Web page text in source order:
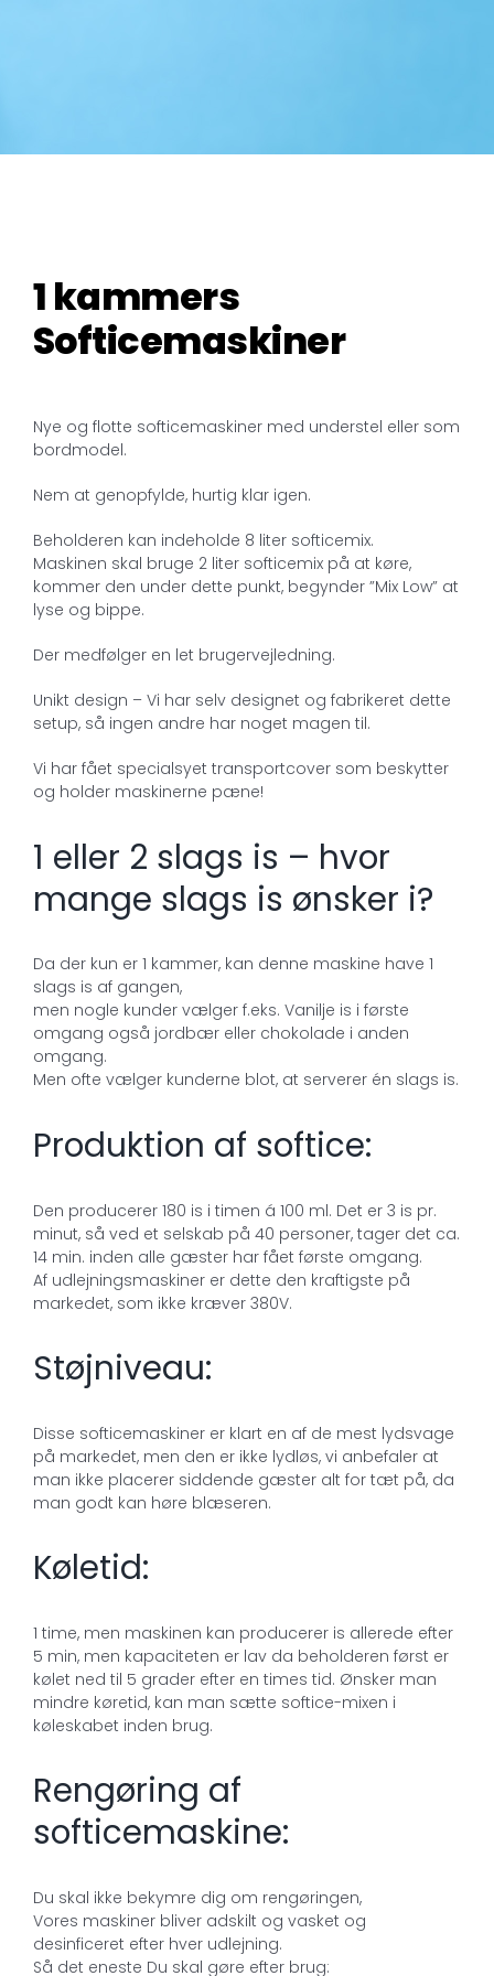
1 kammers
Softicemaskiner
Nye og flotte softicemaskiner med understel eller som
bordmodel.
Nem at genopfylde, hurtig klar igen.
Beholderen kan indeholde 8 liter softicemix.
Maskinen skal bruge 2 liter softicemix på at køre,
kommer den under dette punkt, begynder ”Mix Low” at
lyse og bippe.
Der medfølger en let brugervejledning.
Unikt design – Vi har selv designet og fabrikeret dette
setup, så ingen andre har noget magen til.
Vi har fået specialsyet transportcover som beskytter
og holder maskinerne pæne!
1 eller 2 slags is – hvor
mange slags is ønsker i?
Da der kun er 1 kammer, kan denne maskine have 1
slags is af gangen,
men nogle kunder vælger f.eks. Vanilje is i første
omgang også jordbær eller chokolade i anden
omgang.
Men ofte vælger kunderne blot, at serverer én slags is.
Produktion af softice:
Den producerer 180 is i timen á 100 ml. Det er 3 is pr.
minut, så ved et selskab på 40 personer, tager det ca.
14 min. inden alle gæster har fået første omgang.
Af udlejningsmaskiner er dette den kraftigste på
markedet, som ikke kræver 380V.
Støjniveau:
Disse softicemaskiner er klart en af de mest lydsvage
på markedet, men den er ikke lydløs, vi anbefaler at
man ikke placerer siddende gæster alt for tæt på, da
man godt kan høre blæseren.
Køletid:
1 time, men maskinen kan producerer is allerede efter
5 min, men kapaciteten er lav da beholderen først er
kølet ned til 5 grader efter en times tid. Ønsker man
mindre køretid, kan man sætte softice-mixen i
køleskabet inden brug.
Rengøring af
softicemaskine:
Du skal ikke bekymre dig om rengøringen,
Vores maskiner bliver adskilt og vasket og
desinficeret efter hver udlejning.
Så det eneste Du skal gøre efter brug: